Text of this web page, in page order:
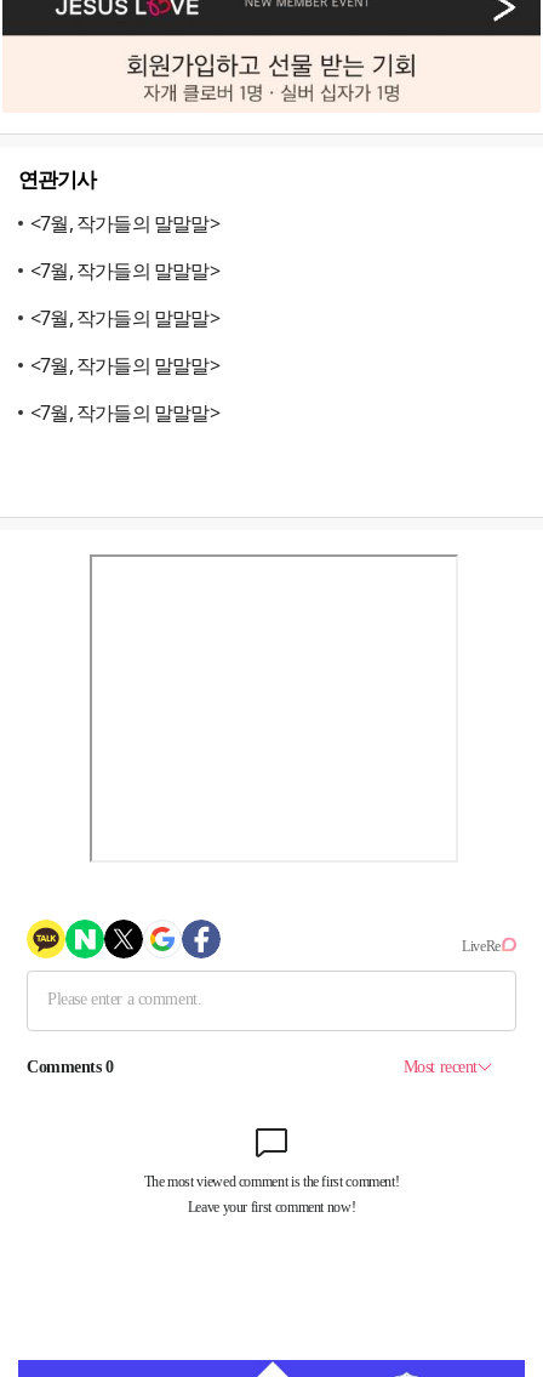
연관기사
<7월, 작가들의 말말말>
<7월, 작가들의 말말말>
<7월, 작가들의 말말말>
<7월, 작가들의 말말말>
<7월, 작가들의 말말말>